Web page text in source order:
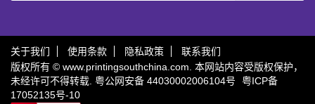
关于我们 使用条款 隐私政策
联系我们
版权所有 © www.printingsouthchina.com. 本网站内容受版权保护，
未经许可不得转载. 粤公网安备 44030002006104号
粤ICP备
17052135号-10